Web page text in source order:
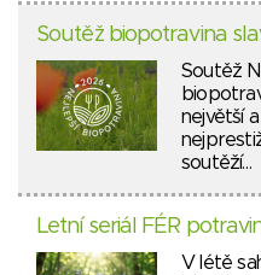
Soutěž biopotravina
Soutěž
největší a
soutěží…
Letní seriál FÉR
V létě